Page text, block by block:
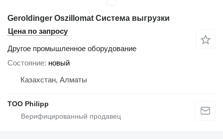
Geroldinger Oszillomat Система выгрузки
Цена по запросу
Другое промышленное оборудование
Состояние новый
Казахстан, Алматы
ТОО Philipp